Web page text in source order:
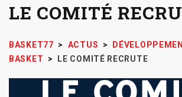
LE COMITÉ
BASKET77 > ACTUS >
BASKET
> LE COMITÉ RECRUTE